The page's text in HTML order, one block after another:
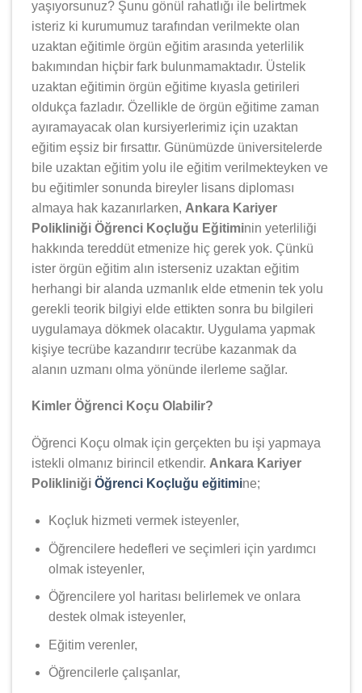
yaşıyorsunuz? Şunu gönül rahatlığı ile belirtmek
isteriz ki kurumumuz tarafından verilmekte olan
uzaktan eğitimle örgün eğitim arasında yeterlilik
bakımından hiçbir fark bulunmamaktadır. Üstelik
uzaktan eğitimin örgün eğitime kıyasla getirileri
oldukça fazladır. Özellikle de örgün eğitime zaman
ayıramayacak olan kursiyerlerimiz için uzaktan
eğitim eşsiz bir fırsattır. Günümüzde üniversitelerde
bile uzaktan eğitim yolu ile eğitim verilmekteyken ve
bu eğitimler sonunda bireyler lisans diploması
almaya hak kazanırlarken, Ankara Kariyer
Polikliniği Öğrenci Koçluğu Eğitiminin yeterliliği
hakkında tereddüt etmenize hiç gerek yok. Çünkü
ister örgün eğitim alın isterseniz uzaktan eğitim
herhangi bir alanda uzmanlık elde etmenin tek yolu
gerekli teorik bilgiyi elde ettikten sonra bu bilgileri
uygulamaya dökmek olacaktır. Uygulama yapmak
kişiye tecrübe kazandırır tecrübe kazanmak da
alanın uzmanı olma yönünde ilerleme sağlar.
Kimler Öğrenci Koçu Olabilir?
Öğrenci Koçu olmak için gerçekten bu işi yapmaya
istekli olmanız birincil etkendir. Ankara Kariyer
Polikliniği Öğrenci Koçluğu eğitimine;
Koçluk hizmeti vermek isteyenler,
Öğrencilere hedefleri ve seçimleri için yardımcı
olmak isteyenler,
Öğrencilere yol haritası belirlemek ve onlara
destek olmak isteyenler,
Eğitim verenler,
Öğrencilerle çalışanlar,